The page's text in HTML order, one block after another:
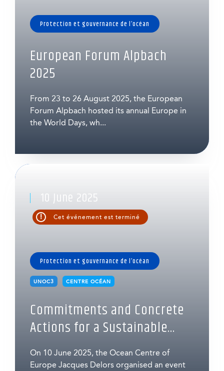
Protection et gouvernance de l’océan
European Forum Alpbach
2025
From 23 to 26 August 2025, the European
Forum Alpbach hosted its annual Europe in
the World Days, wh...
10 June 2025
! Cet événement est terminé
Protection et gouvernance de l’océan
UNOC3 CENTRE OCÉAN
Commitments and Concrete
Actions for a Sustainable...
On 10 June 2025, the Ocean Centre of
Europe Jacques Delors organised an event